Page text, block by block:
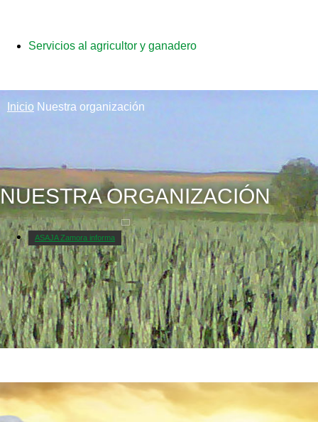
Servicios al agricultor y ganadero
Inicio Nuestra organización
NUESTRA ORGANIZACIÓN
ASAJA Zamora informa